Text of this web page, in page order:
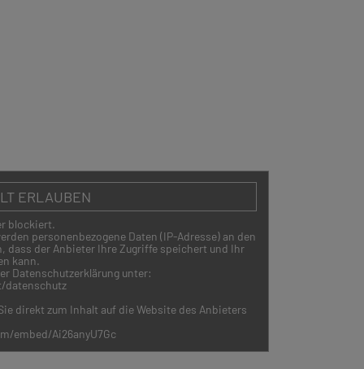
ERLAUBEN
blockiert.
personenbezogene Daten (IP-Adresse) an den
dass der Anbieter Ihre Zugriffe speichert und Ihr
kann.
Datenschutzerklärung unter:
direkt zum Inhalt auf die Website des Anbieters
embed/Ai26anyU7Gc